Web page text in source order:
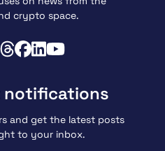
crypto space.
notifications
and get the latest posts
to your inbox.